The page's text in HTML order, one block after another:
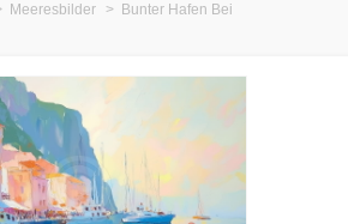
Meeresbilder > Bunter Hafen Bei